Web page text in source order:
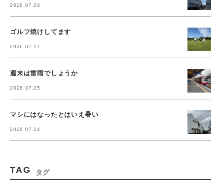
2026.07.29
ゴルフ焼けしてます
2026.07.27
週末は雷雨でしょうか
2026.07.25
マシにはなったとはいえ暑い
2026.07.24
TAG タグ